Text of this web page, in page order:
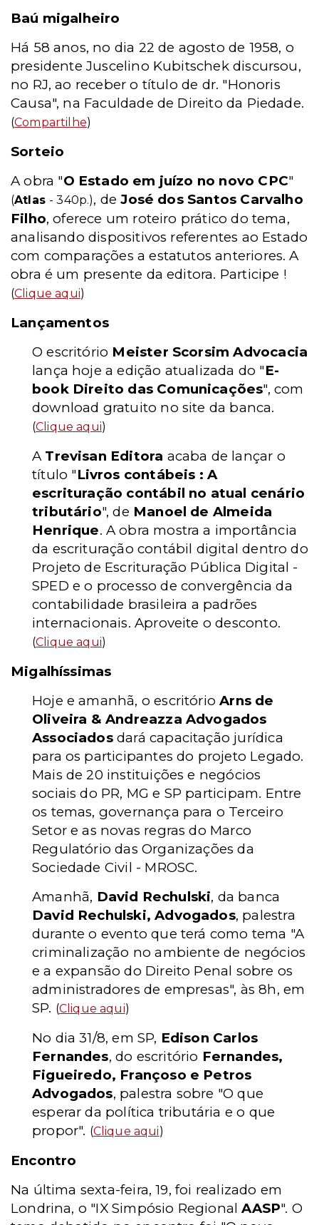
Baú migalheiro
Há 58 anos, no dia 22 de agosto de 1958, o
presidente Juscelino Kubitschek discursou,
no RJ, ao receber o título de dr. "Honoris
Causa", na Faculdade de Direito da Piedade.
(Compartilhe)
Sorteio
A obra "O Estado em juízo no novo CPC"
(Atlas - 340p.), deJosé dos Santos Carvalho
Filho, oferece um roteiro prático do tema,
analisando dispositivos referentes ao Estado
com comparações a estatutos anteriores. A
obra é um presente da editora. Participe !
(Clique aqui)
Lançamentos
O escritório Meister Scorsim Advocacia
lança hoje a edição atualizada do "E-
book Direito das Comunicações", com
download gratuito no site da banca.
(Clique aqui)
A Trevisan Editora acaba de lançar o
título "Livros contábeis : A
escrituração contábil no atual cenário
tributário", de Manoel de Almeida
Henrique. A obra mostra a importância
da escrituração contábil digital dentro do
Projeto de Escrituração Pública Digital -
SPED e o processo de convergência da
contabilidade brasileira a padrões
internacionais. Aproveite o desconto.
(Clique aqui)
Migalhíssimas
Hoje e amanhã, o escritórioArns de
Oliveira & Andreazza Advogados
Associadosdará capacitação jurídica
para os participantes do projeto Legado.
Mais de 20 instituições e negócios
sociais do PR, MG e SP participam. Entre
os temas, governança para o Terceiro
Setor e as novas regras do Marco
Regulatório das Organizações da
Sociedade Civil - MROSC.
Amanhã, David Rechulski, da banca
David Rechulski, Advogados, palestra
durante o evento que terá como tema "A
criminalização no ambiente de negócios
e a expansão do Direito Penal sobre os
administradores de empresas", às 8h, em
SP. (Clique aqui)
No dia 31/8, em SP, Edison Carlos
Fernandes, do escritório Fernandes,
Figueiredo, Françoso e Petros
Advogados, palestra sobre "O que
esperar da política tributária e o que
propor". (Clique aqui)
Encontro
Na última sexta-feira, 19, foi realizado em
Londrina, o "IX Simpósio RegionalAASP". O